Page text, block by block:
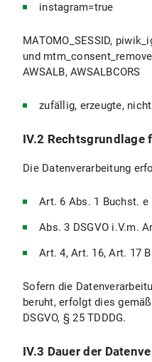
instagram=true
MATOMO_SESSID,
und
AWSALB, AWSALBCORS
zufällig, erzeugte,
IV.2 Rechtsgrundlage
Die Datenverarbeitung
Art. 6 Abs. 1 Buchst. e
Abs. 3 DSGVO i.V.m.
Art. 4, Art. 16, Art. 17
Sofern die
beruht, erfolgt dies
DSGVO, § 25 TDDDG.
IV.3 Dauer der